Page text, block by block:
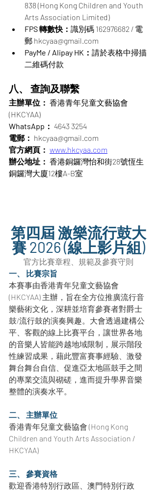
838 (Hong Kong Children and Youth
Arts Association Limited)
FPS 轉數快： 識別碼 162976682 / 電
郵 hkcyaa@gmail.com
PayMe / Alipay HK： 請於表格中掃描
二維碼付款
八、 查詢及聯繫
主辦單位： 香港青年兒童文藝協會
(HKCYAA)
WhatsApp： 4643 3254
電郵： hkcyaa@gmail.com
官方網頁： www.hkcyaa.com
辦公地址： 香港銅鑼灣怡和街28號恆生
銅鑼灣大廈12樓A-B室
第四屆 激樂流行鼓大
賽 2026 (線上影片組)
官方比賽章程、規範及參賽守則
一、 比賽宗旨
本賽事由香港青年兒童文藝協會
(HKCYAA) 主辦，旨在全方位推廣流行音
樂藝術文化，深耕並培育參賽者對爵士
鼓/流行鼓的演奏興趣。大會透過建構公
平、客觀的線上比賽平台，讓世界各地
的音樂人皆能跨越地域限制，展示階段
性練習成果，藉此豐富賽事經驗、激發
舞台舞台自信、促進亞太地區鼓手之間
的專業交流與砌磋，進而提升學界音樂
整體的演奏水平。
二、 主辦單位
香港青年兒童文藝協會 (Hong Kong
Children and Youth Arts Association /
HKCYAA)
三、 參賽資格
歡迎香港特別行政區、澳門特別行政